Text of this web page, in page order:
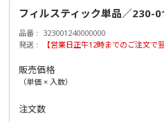
フィルスティック単品／230-
品番
323001240000000
発送
【営業日正午12時までのご注文で
販売価格
（単価 × 入数）
注文数